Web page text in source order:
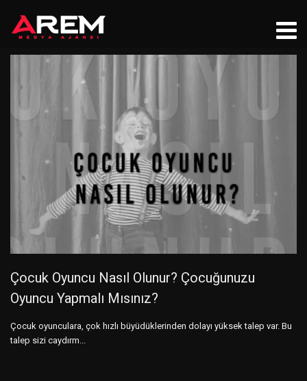
Çocuk Oyuncu Nasıl Olunur? Çocuğunuzu
Oyuncu Yapmalı Mısınız?
Çocuk oyunculara, çok hızlı büyüdüklerinden dolayı yüksek talep var. Bu
talep sizi caydırm...